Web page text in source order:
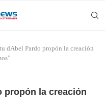
dAbel Pardo propón la creación
propón la creación